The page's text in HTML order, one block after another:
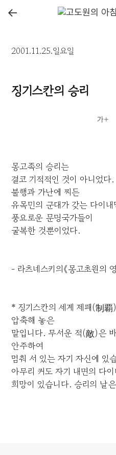
←
2001.11.25.일요일
징기스칸의 승리
몽고족의 승리는
결코 기적적인 것이 아니었다.
불행과 가난에 찌든
유목민의 군대가 갖는 다이내
풍요로운 문명국가들이
굴복한 것뿐이었다.
- 라츠네스키의《몽고초원의
* 징기스칸의 세계 제패(制
압축해 놓은
말입니다. 무서운 적(敵)은
안주하여
멈춰 서 있는 자기 자신에 있
아무리 커도 자기 내면의 다
희망이 있습니다. 승리의 날